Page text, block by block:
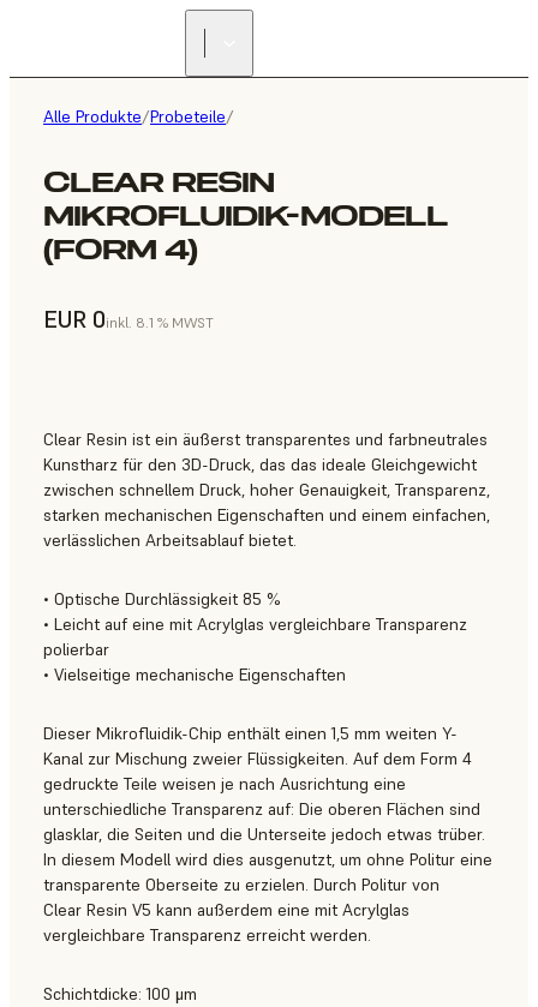
Alle Produkte/Probeteile/
CLEAR RESIN
MIKROFLUIDIK-MODELL
(FORM 4)
EUR 0inkl. 8.1 % MWST
Clear Resin ist ein äußerst transparentes und farbneutrales
Kunstharz für den 3D-Druck, das das ideale Gleichgewicht
zwischen schnellem Druck, hoher Genauigkeit, Transparenz,
starken mechanischen Eigenschaften und einem einfachen,
verlässlichen Arbeitsablauf bietet.
• Optische Durchlässigkeit 85 %
• Leicht auf eine mit Acrylglas vergleichbare Transparenz
polierbar
• Vielseitige mechanische Eigenschaften
Dieser Mikrofluidik-Chip enthält einen 1,5 mm weiten Y-
Kanal zur Mischung zweier Flüssigkeiten. Auf dem Form 4
gedruckte Teile weisen je nach Ausrichtung eine
unterschiedliche Transparenz auf: Die oberen Flächen sind
glasklar, die Seiten und die Unterseite jedoch etwas trüber.
In diesem Modell wird dies ausgenutzt, um ohne Politur eine
transparente Oberseite zu erzielen. Durch Politur von
Clear Resin V5 kann außerdem eine mit Acrylglas
vergleichbare Transparenz erreicht werden.
Schichtdicke: 100 μm